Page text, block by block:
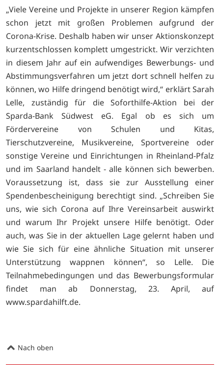
„Viele Vereine und Projekte in unserer Region kämpfen
schon jetzt mit großen Problemen aufgrund der
Corona-Krise. Deshalb haben wir unser Aktionskonzept
kurzentschlossen komplett umgestrickt. Wir verzichten
in diesem Jahr auf ein aufwendiges Bewerbungs- und
Abstimmungsverfahren um jetzt dort schnell helfen zu
können, wo Hilfe dringend benötigt wird,“ erklärt Sarah
Lelle, zuständig für die Soforthilfe-Aktion bei der
Sparda-Bank Südwest eG. Egal ob es sich um
Fördervereine von Schulen und Kitas,
Tierschutzvereine, Musikvereine, Sportvereine oder
sonstige Vereine und Einrichtungen in Rheinland-Pfalz
und im Saarland handelt - alle können sich bewerben.
Voraussetzung ist, dass sie zur Ausstellung einer
Spendenbescheinigung berechtigt sind. „Schreiben Sie
uns, wie sich Corona auf Ihre Vereinsarbeit auswirkt
und warum Ihr Projekt unsere Hilfe benötigt. Oder
auch, was Sie in der aktuellen Lage gelernt haben und
wie Sie sich für eine ähnliche Situation mit unserer
Unterstützung wappnen können“, so Lelle. Die
Teilnahmebedingungen und das Bewerbungsformular
findet man ab Donnerstag, 23. April, auf
www.spardahilft.de.
Nach oben